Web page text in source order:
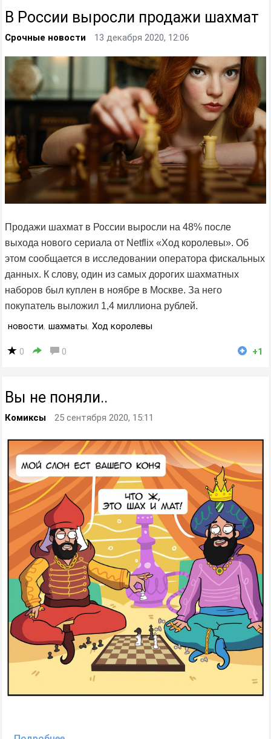
В России выросли продажи шахмат
Срочные новости 13 декабря 2020, 12:06
Продажи шахмат в России выросли на 48% после
выхода нового сериала от Netflix «Ход королевы». Об
этом сообщается в исследовании оператора фискальных
данных. К слову, один из самых дорогих шахматных
наборов был куплен в ноябре в Москве. За него
покупатель выложил 1,4 миллиона рублей.
новости, шахматы, Ход королевы
0 0 +1
Вы не поняли..
Комиксы 25 сентября 2020, 15:11